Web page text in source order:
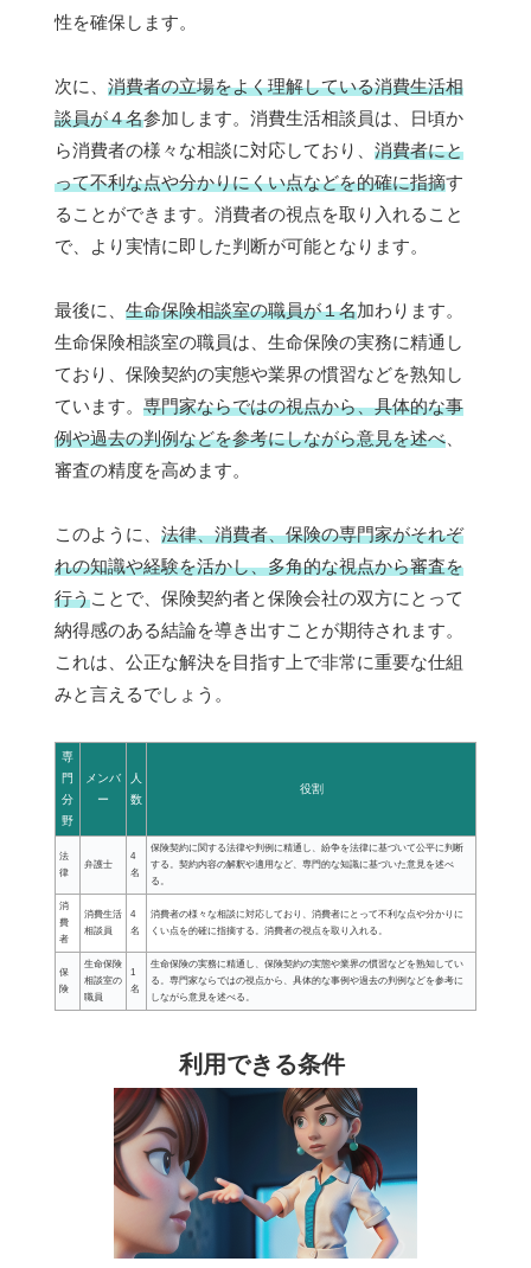
性を確保します。
次に、 消費者の立場をよく理解している消費生活相
談員が４名参加します。消費生活相談員は、日頃か
ら消費者の様々な相談に対応しており、 消費者にと
って不利な点や分かりにくい点などを的確に指摘す
ることができます。消費者の視点を取り入れること
で、より実情に即した判断が可能となります。
最後に、 生命保険相談室の職員が１名加わります。
生命保険相談室の職員は、生命保険の実務に精通し
ており、保険契約の実態や業界の慣習などを熟知し
ています。 専門家ならではの視点から、具体的な事
例や過去の判例などを参考にしながら意見を述べ
審査の精度を高めます。
このように、 法律、消費者、保険の専門家がそれぞ
れの知識や経験を活かし、多角的な視点から審査を
行うことで、保険契約者と保険会社の双方にとって
納得感のある結論を導き出すことが期待されます。
これは、公正な解決を目指す上で非常に重要な仕組
みと言えるでしょう。
専
門
分
野
メンバ
ー
人
数
役割
法
律
弁護士
4
名
保険契約に関する法律や判例に精通し、紛争を法律に基づいて公平に判断
する。契約内容の解釈や適用など、専門的な知識に基づいた意見を述べ
る。
消
費
者
消費生活
相談員
4
名
消費者の様々な相談に対応しており、消費者にとって不利な点や分かりに
くい点を的確に指摘する。消費者の視点を取り入れる。
保
険
生命保険
相談室の
職員
1
名
生命保険の実務に精通し、保険契約の実態や業界の慣習などを熟知してい
る。専門家ならではの視点から、具体的な事例や過去の判例などを参考に
しながら意見を述べる。
利用できる条件